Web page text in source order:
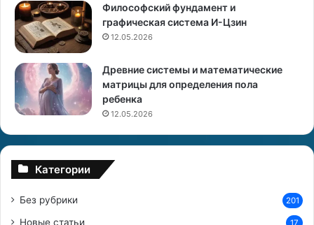
н
Г
а
т
Философский фундамент и
графическая система И-Цзин
12.05.2026
Древние системы и математические
матрицы для определения пола
ребенка
12.05.2026
Категории
Без рубрики 201
Новые статьи 17